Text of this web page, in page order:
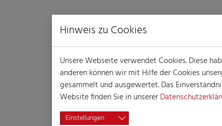
Hinweis zu Cookies
Unsere Webseite verwendet Cookies. Diese
anderen können wir mit Hilfe der Cookies
gesammelt und ausgewertet. Das
Website finden Sie in unserer
Einstellungen